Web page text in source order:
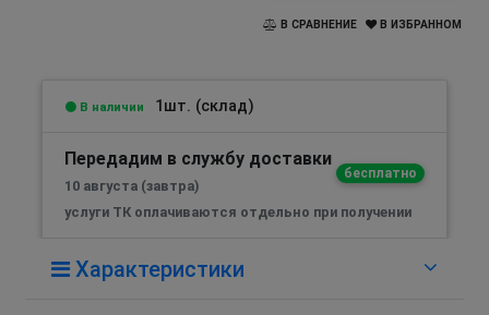
В СРАВНЕНИЕ В ИЗБРАННОМ
В наличии 1шт. (склад)
Передадим в службу доставки
бесплатно
10 августа (завтра)
услуги ТК оплачиваются отдельно при получении
Характеристики